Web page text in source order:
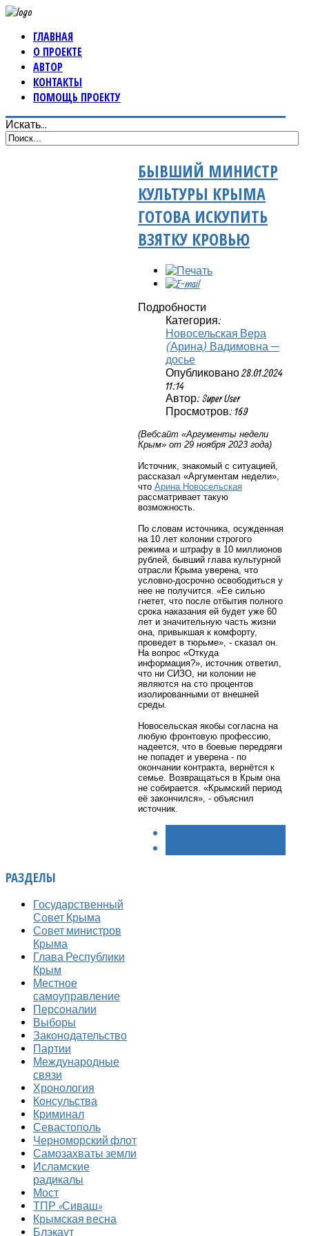
ГЛАВНАЯ
О ПРОЕКТЕ
АВТОР
КОНТАКТЫ
ПОМОЩЬ ПРОЕКТУ
Искать...
БЫВШИЙ МИНИСТР
КУЛЬТУРЫ КРЫМА
ГОТОВА ИСКУПИТЬ
ВЗЯТКУ КРОВЬЮ
Подробности
Категория:
Новосельская Вера
(Арина) Вадимовна —
досье
Опубликовано 28.01.2024
11:14
Автор: Super User
Просмотров: 169
(Вебсайт «Аргументы недели
Крым» от 29 ноября 2023 года)
Источник, знакомый с ситуацией,
рассказал «Аргументам недели»,
что Арина Новосельская
рассматривает такую
возможность.
По словам источника, осужденная
на 10 лет колонии строгого
режима и штрафу в 10 миллионов
рублей, бывший глава культурной
отрасли Крыма уверена, что
условно-досрочно освободиться у
нее не получится. «Ее сильно
гнетет, что после отбытия полного
срока наказания ей будет уже 60
лет и значительную часть жизни
она, привыкшая к комфорту,
проведет в тюрьме», - сказал он.
На вопрос «Откуда
информация?», источник ответил,
что ни СИЗО, ни колонии не
являются на сто процентов
изолированными от внешней
среды.
Новосельская якобы согласна на
любую фронтовую профессию,
надеется, что в боевые передряги
не попадет и уверена - по
окончании контракта, вернётся к
семье. Возвращаться в Крым она
не собирается. «Крымский период
её закончился», - объяснил
источник.
РАЗДЕЛЫ
Государственный
Совет Крыма
Совет министров
Крыма
Глава Республики
Крым
Местное
самоуправление
Персоналии
Выборы
Законодательство
Партии
Международные
связи
Хронология
Консульства
Криминал
Севастополь
Черноморский флот
Самозахваты земли
Исламские
радикалы
Мост
ТПР «Сиваш»
Крымская весна
Блэкаут